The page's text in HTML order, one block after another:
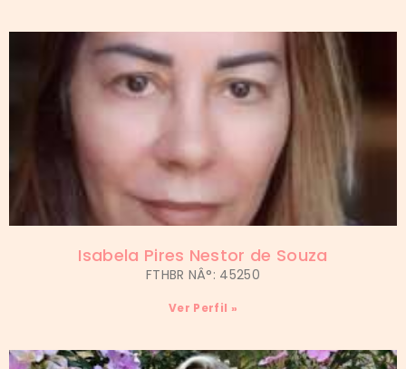
Isabela Pires Nestor de Souza
FTHBR NÂ°: 45250
Ver Perfil »